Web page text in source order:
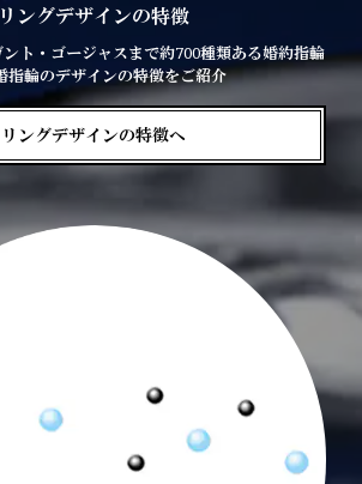
リングデザインの特徴
ト・ゴージャスまで約700種類ある婚約指輪
指輪のデザインの特徴をご紹介
リングデザインの特徴へ